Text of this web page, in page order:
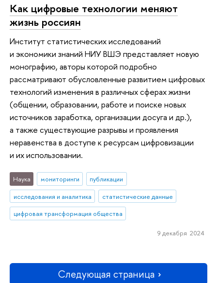
Как цифровые технологии меняют
жизнь россиян
Институт статистических исследований
и экономики знаний НИУ ВШЭ представляет новую
монографию, авторы которой подробно
рассматривают обусловленные развитием цифровых
технологий изменения в различных сферах жизни
(общении, образовании, работе и поиске новых
источников заработка, организации досуга и др.),
а также существующие разрывы и проявления
неравенства в доступе к ресурсам цифровизации
и их использовании.
Наука мониторинги
публикации
исследования и аналитика
статистические данные
цифровая трансформация общества
9 декабря 2024
Следующая страница